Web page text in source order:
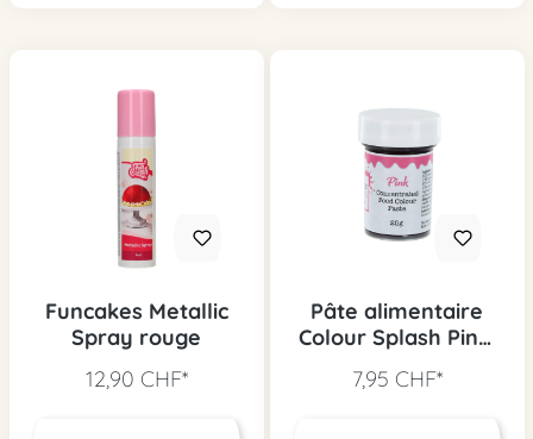
Funcakes Metallic
Spray rouge
12,90 CHF*
Pâte alimentaire
Colour Splash Pink,
7,95 CHF*